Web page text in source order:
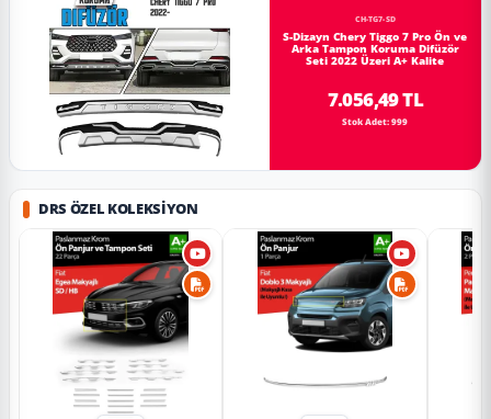
CH-TG7-SD
S-Dizayn Chery Tiggo 7 Pro Ön ve
Arka Tampon Koruma Difüzör
Seti 2022 Üzeri A+ Kalite
7.056,49 TL
Stok Adet: 999
DRS ÖZEL KOLEKSIYON